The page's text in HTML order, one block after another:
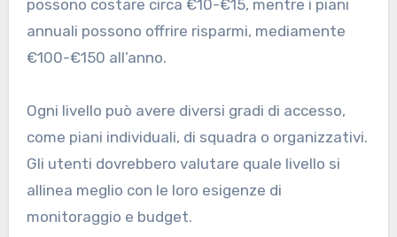
possono costare circa €10-€15, mentre i piani
annuali possono offrire risparmi, mediamente
€100-€150 all’anno.
Ogni livello può avere diversi gradi di accesso,
come piani individuali, di squadra o organizzativi.
Gli utenti dovrebbero valutare quale livello si
allinea meglio con le loro esigenze di
monitoraggio e budget.